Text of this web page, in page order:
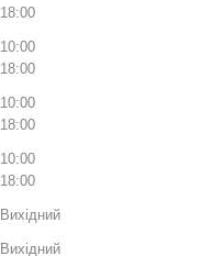
18:00
10:00
18:00
10:00
18:00
10:00
18:00
Вихідний
Вихідний